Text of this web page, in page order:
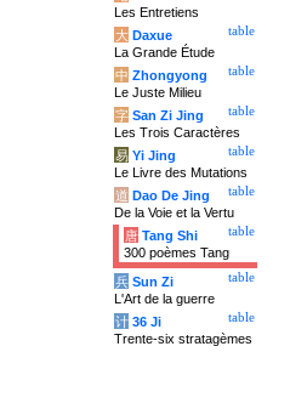
Les Entretiens
table
大 Daxue
La Grande Étude
table
中 Zhongyong
Le Juste Milieu
table
字 San Zi Jing
Les Trois Caractères
table
易 Yi Jing
Le Livre des Mutations
table
道 Dao De Jing
De la Voie et la Vertu
table
唐 Tang Shi
300 poèmes Tang
table
兵 Sun Zi
L'Art de la guerre
table
计 36 Ji
Trente-six stratagèmes